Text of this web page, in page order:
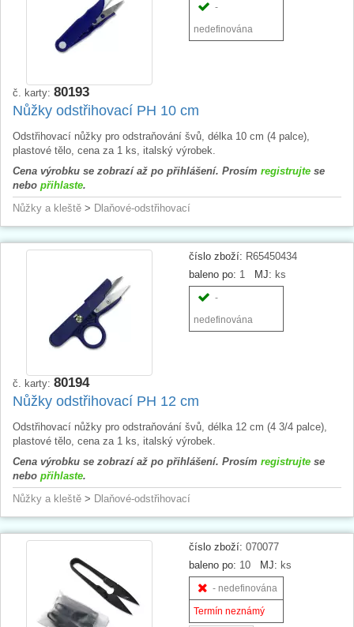
-
nedefinována
č. karty: 80193
Nůžky odstřihovací PH 10 cm
Odstřihovací nůžky pro odstraňování švů, délka 10 cm (4 palce),
plastové tělo, cena za 1 ks, italský výrobek.
Cena výrobku se zobrazí až po přihlášení. Prosím registrujte se
nebo přihlaste.
Nůžky a kleště > Dlaňové-odstřihovací
číslo zboží: R65450434
baleno po: 1 MJ: ks
-
nedefinována
č. karty: 80194
Nůžky odstřihovací PH 12 cm
Odstřihovací nůžky pro odstraňování švů, délka 12 cm (4 3/4 palce),
plastové tělo, cena za 1 ks, italský výrobek.
Cena výrobku se zobrazí až po přihlášení. Prosím registrujte se
nebo přihlaste.
Nůžky a kleště > Dlaňové-odstřihovací
číslo zboží: 070077
baleno po: 10 MJ: ks
- nedefinována
Termín neznámý